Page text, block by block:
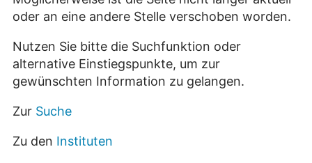
oder an eine andere Stelle verschoben worden.
Nutzen Sie bitte die Suchfunktion oder
alternative Einstiegspunkte, um zur
gewünschten Information zu gelangen.
Zur Suche
Zu den Instituten